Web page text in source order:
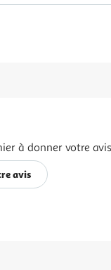
à donner votre avis
avis